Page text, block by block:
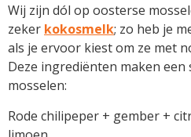
Wij zijn dól op oosterse
zeker kokosmelk; zo heb je
als je ervoor kiest om ze met
Deze ingrediënten maken
mosselen:
Rode chilipeper + gember +